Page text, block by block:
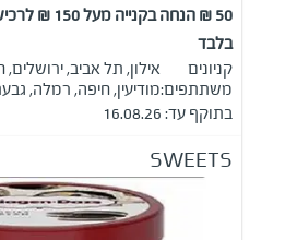
50 ₪ הנחה
בלבד
קניונים
משתתפים:
אילון, תל אביב, ירושלים,
מודיעין, חיפה, רמלה,
בתוקף עד: 16.08.26
SWEETS